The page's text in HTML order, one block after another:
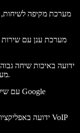
מערכת וירטואלית, מספרי חינם ומספרים מקומיים.